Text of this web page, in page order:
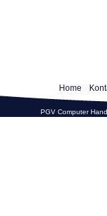
Home
PGV Computer